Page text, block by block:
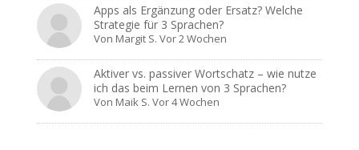
Apps als Ergänzung oder Ersatz? Welche
Strategie für 3 Sprachen?
Von Margit S. Vor 2 Wochen
Aktiver vs. passiver Wortschatz – wie nutze
ich das beim Lernen von 3 Sprachen?
Von Maik S. Vor 4 Wochen